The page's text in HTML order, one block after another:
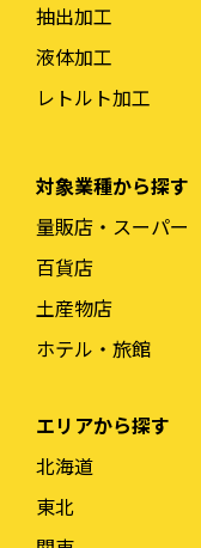
抽出加工
液体加工
レトルト加工
対象業種から探す
量販店・スーパー
百貨店
土産物店
ホテル・旅館
エリアから探す
北海道
東北